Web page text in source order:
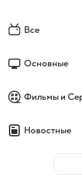
Все
Основные
Фильмы и
Новостные